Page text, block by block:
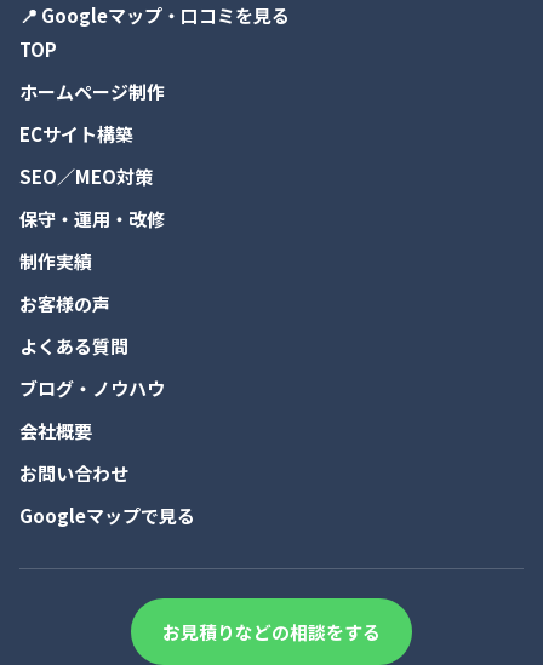
📍 Googleマップ・口コミを見る
TOP
ホームページ制作
ECサイト構築
SEO／MEO対策
保守・運用・改修
制作実績
お客様の声
よくある質問
ブログ・ノウハウ
会社概要
お問い合わせ
Googleマップで見る
お見積りなどの相談をする